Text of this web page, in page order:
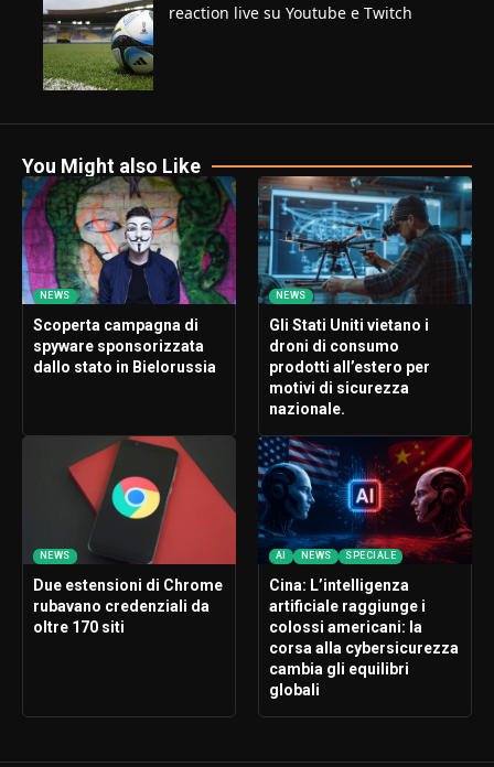
reaction live su Youtube e Twitch
You Might also Like
NEWS
Scoperta campagna di
spyware sponsorizzata
dallo stato in Bielorussia
NEWS
Gli Stati Uniti vietano i
droni di consumo
prodotti all’estero per
motivi di sicurezza
nazionale.
NEWS
Due estensioni di Chrome
rubavano credenziali da
oltre 170 siti
AI NEWS SPECIALE
Cina: L’intelligenza
artificiale raggiunge i
colossi americani: la
corsa alla cybersicurezza
cambia gli equilibri
globali